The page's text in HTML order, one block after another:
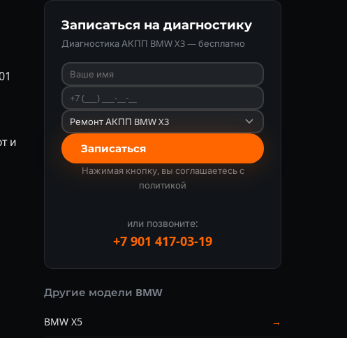
и
Записаться на диагностику
Диагностика АКПП BMW X3 — бесплатно
Записаться
Нажимая кнопку, вы соглашаетесь с
политикой
или позвоните:
+7 901 417-03-19
Другие модели BMW
BMW X5 →